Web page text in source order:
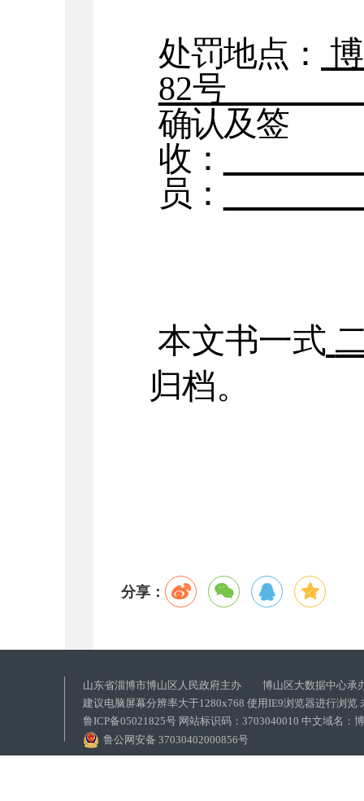
处罚地点：
82号
确认及签
收：
员：
本文书一式
归档。
分享：
山东省淄博市博山区人民政府主办 博山区大数据中心承
建议电脑屏幕分辨率大于1280x768 使用IE9浏览器进行浏览
鲁ICP备05021825号 网站标识码：3703040010 中文域名：
鲁公网安备 37030402000856号